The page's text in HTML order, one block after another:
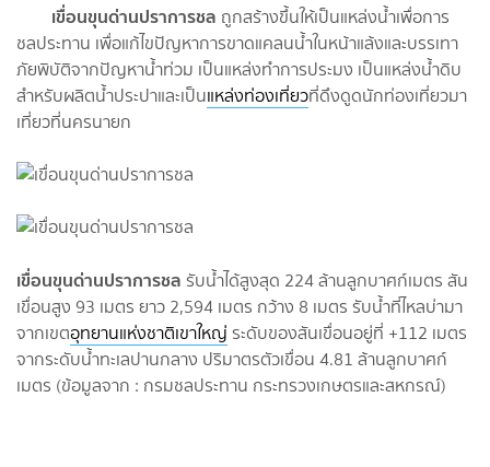
เขื่อนขุนด่านปราการชล ถูกสร้างขึ้นให้เป็นแหล่งน้ำเพื่อการ
ชลประทาน เพื่อแก้ไขปัญหาการขาดแคลนน้ำในหน้าแล้งและบรรเทา
ภัยพิบัติจากปัญหาน้ำท่วม เป็นแหล่งทำการประมง เป็นแหล่งน้ำดิบ
สำหรับผลิตน้ำประปาและเป็นแหล่งท่องเที่ยวที่ดึงดูดนักท่องเที่ยวมา
เที่ยวที่นครนายก
เขื่อนขุนด่านปราการชล รับน้ำได้สูงสุด 224 ล้านลูกบาศก์เมตร สัน
เขื่อนสูง 93 เมตร ยาว 2,594 เมตร กว้าง 8 เมตร รับน้ำที่ไหลบ่ามา
จากเขตอุทยานแห่งชาติเขาใหญ่ ระดับของสันเขื่อนอยู่ที่ +112 เมตร
จากระดับน้ำทะเลปานกลาง ปริมาตรตัวเขื่อน 4.81 ล้านลูกบาศก์
เมตร (ข้อมูลจาก : กรมชลประทาน กระทรวงเกษตรและสหกรณ์)